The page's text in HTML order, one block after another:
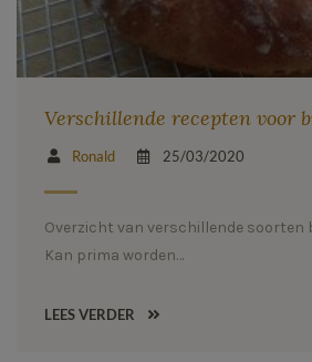
Verschillende recepten voor
Ronald 25/03/2020
Overzicht van verschillende soorten
Kan prima worden…
LEES VERDER